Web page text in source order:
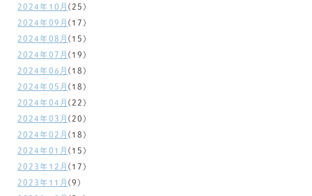
2024年10月 (25)
2024年09月 (17)
2024年08月 (15)
2024年07月 (19)
2024年06月 (18)
2024年05月 (18)
2024年04月 (22)
2024年03月 (20)
2024年02月 (18)
2024年01月 (15)
2023年12月 (17)
2023年11月 (9)